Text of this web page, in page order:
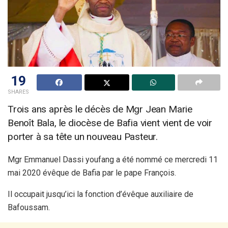
19
SHARES
Trois ans après le décès de Mgr Jean Marie
Benoît Bala, le diocèse de Bafia vient vient de voir
porter à sa tête un nouveau Pasteur.
Mgr Emmanuel Dassi youfang a été nommé ce mercredi 11
mai 2020 évêque de Bafia par le pape François.
Il occupait jusqu’ici la fonction d’évêque auxiliaire de
Bafoussam.